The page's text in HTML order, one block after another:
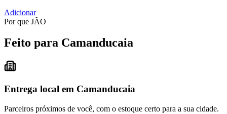
Adicionar
Por que JÃO
Feito para Camanducaia
Entrega local em Camanducaia
Parceiros próximos de você, com o estoque certo para a sua cidade.